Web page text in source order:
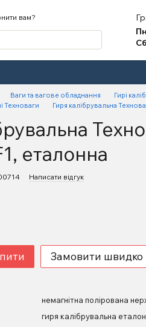
вам?
Ваги та вагове обладнання
Гирі
Техноваги
Гиря калібрувальна
еталонна
Написати відгук
Замовити швидко
немагнітна полірована
гиря калібрувальна